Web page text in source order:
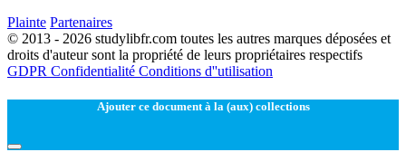
Plainte Partenaires
© 2013 - 2026 studylibfr.com toutes les autres marques déposées et
droits d'auteur sont la propriété de leurs propriétaires respectifs
GDPR Confidentialité Conditions d''utilisation
Ajouter ce document à la (aux) collections